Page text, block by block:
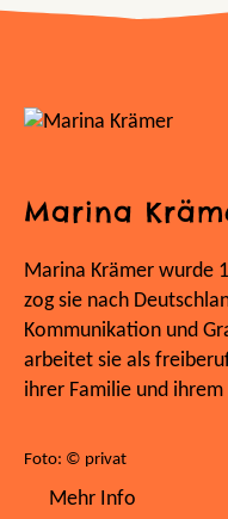
Marina
Marina Krämer wurde
zog sie nach
Kommunikation und
arbeitet sie als
ihrer Familie und
Foto: © privat
Mehr Info